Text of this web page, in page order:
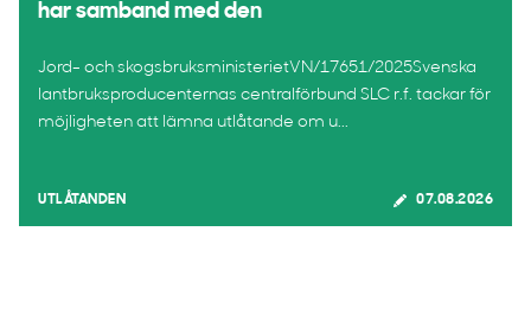
har samband med den
Jord- och skogsbruksministerietVN/17651/2025Svenska
lantbruksproducenternas centralförbund SLC r.f. tackar för
möjligheten att lämna utlåtande om u...
UTLÅTANDEN 07.08.2026